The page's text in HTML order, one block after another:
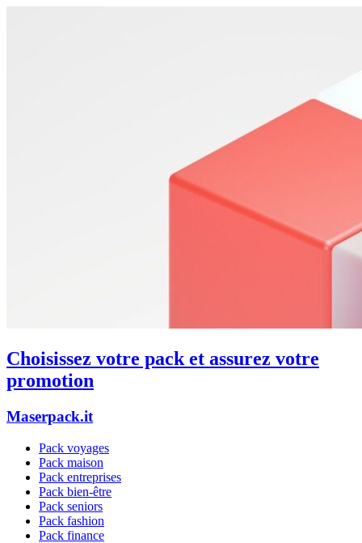
Choisissez votre pack et assurez votre
promotion
Maserpack.it
Pack voyages
Pack maison
Pack entreprises
Pack bien-être
Pack seniors
Pack fashion
Pack finance